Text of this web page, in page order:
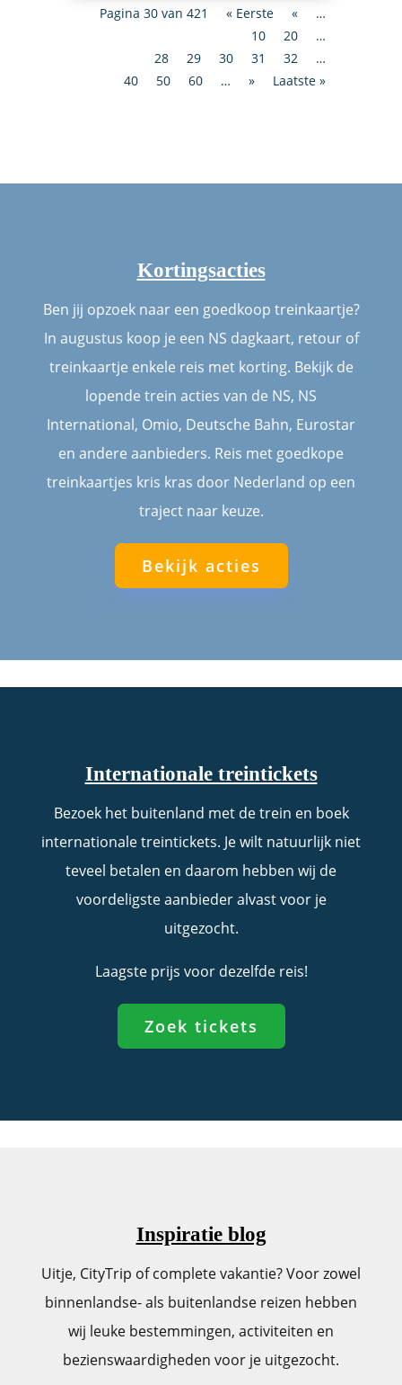
Pagina 30 van 421 « Eerste «
…
10
20
…
28
29 30 31 32
…
40
50 60 … » Laatste »
Kortingsacties
Ben jij opzoek naar een goedkoop treinkaartje?
In augustus koop je een NS dagkaart, retour of
treinkaartje enkele reis met korting. Bekijk de
lopende trein acties van de NS, NS
International, Omio, Deutsche Bahn, Eurostar
en andere aanbieders. Reis met goedkope
treinkaartjes kris kras door Nederland op een
traject naar keuze.
Bekijk acties
Internationale treintickets
Bezoek het buitenland met de trein en boek
internationale treintickets. Je wilt natuurlijk niet
teveel betalen en daarom hebben wij de
voordeligste aanbieder alvast voor je
uitgezocht.
Laagste prijs voor dezelfde reis!
Zoek tickets
Inspiratie blog
Uitje, CityTrip of complete vakantie? Voor zowel
binnenlandse- als buitenlandse reizen hebben
wij leuke bestemmingen, activiteiten en
bezienswaardigheden voor je uitgezocht.